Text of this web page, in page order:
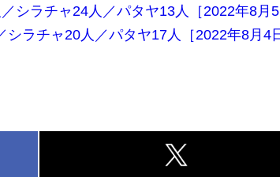
シラチャ24人／パタヤ13人［2022年8月5
ラチャ20人／パタヤ17人［2022年8月4